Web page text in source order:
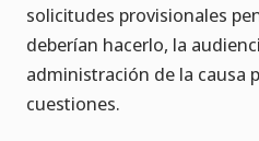
solicitudes provisionales
deberían hacerlo, la
administración de la causa
cuestiones.